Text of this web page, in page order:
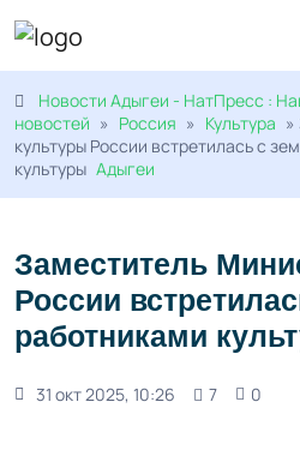
Новости Адыгеи - НатПресс :
новостей » Россия » Культура »
культуры России встретилась с
культуры Адыгеи
Заместитель
России
работниками
31 окт 2025, 10:26 7 0